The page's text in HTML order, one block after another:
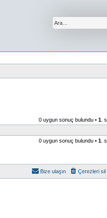
0 uygun sonuç bulundu • 1 .
0 uygun sonuç bulundu • 1 .
Çerezleri sil
Bize ulaşın